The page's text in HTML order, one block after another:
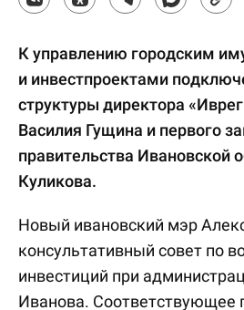
К управлению городским
и инвестпроектами
структуры директора
Василия Гущина и первого
правительства Ивановской
Куликова.
Новый ивановский мэр
консультативный совет по
инвестиций при
Иванова. Соответствующее